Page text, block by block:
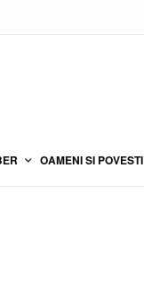
OAMENI SI POVESTI